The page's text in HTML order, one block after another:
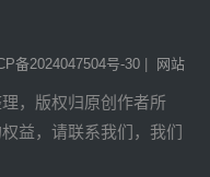
备2024047504号-30|
网站
，版权归原创作者所
益，请联系我们，我们